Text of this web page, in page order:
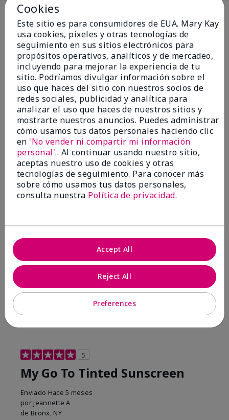
Excellent
EnviadoHace 4 meses
Coverly
deColumbia Missouri
Evaluado en
marykay.com/en-us/
Comentarios sobre Mary Kay® CC Cream
Sunscreen Broad Spectrum SPF 15*
I have been wearing the cc cream for 8 years now. I
absolutely love it. Its not cakey it's not heavy and it
blends effortlessly. I get compliments all the time.
10/10 I definitely recommend.
Mostrar Traducción
Walking in victory
Sí, recomendaría a un amigo
¿Le ha resultado útil esta
23 0
Marcar esta opinión
5
My Go To Tinted Sunscreen
Enviado Hace 5 meses
por Jeannette A
de Bronx, NY
Cookies
Este sitio es para consumidores de EUA. Mary Kay
usa cookies, pixeles y otras tecnologías de
seguimiento en sus sitios electrónicos para
propósitos operativos, analíticos y de mercadeo,
incluyendo para mejorar la experiencia de tu
sitio. Podríamos divulgar información sobre el
uso que haces del sitio con nuestros socios de
redes sociales, publicidad y analítica para
analizar el uso que haces de nuestros sitios y
mostrarte nuestros anuncios. Puedes administrar
cómo usamos tus datos personales haciendo clic
en 'No vender ni compartir mi información
personal'.. Al continuar usando nuestro sitio,
aceptas nuestro uso de cookies y otras
tecnologías de seguimiento. Para conocer más
sobre cómo usamos tus datos personales,
consulta nuestra Política de privacidad.
Preferences
Reject All
Accept All